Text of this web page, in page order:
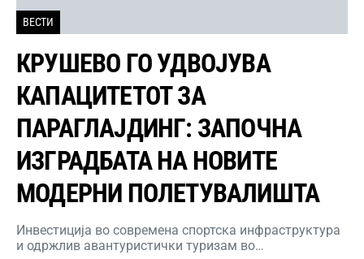
ВЕСТИ
КРУШЕВО ГО УДВОЈУВА
КАПАЦИТЕТОТ ЗА
ПАРАГЛАЈДИНГ: ЗАПОЧНА
ИЗГРАДБАТА НА НОВИТЕ
МОДЕРНИ ПОЛЕТУВАЛИШТА
Инвестиција во современа спортска инфраструктура
и одржлив авантуристички туризам во…